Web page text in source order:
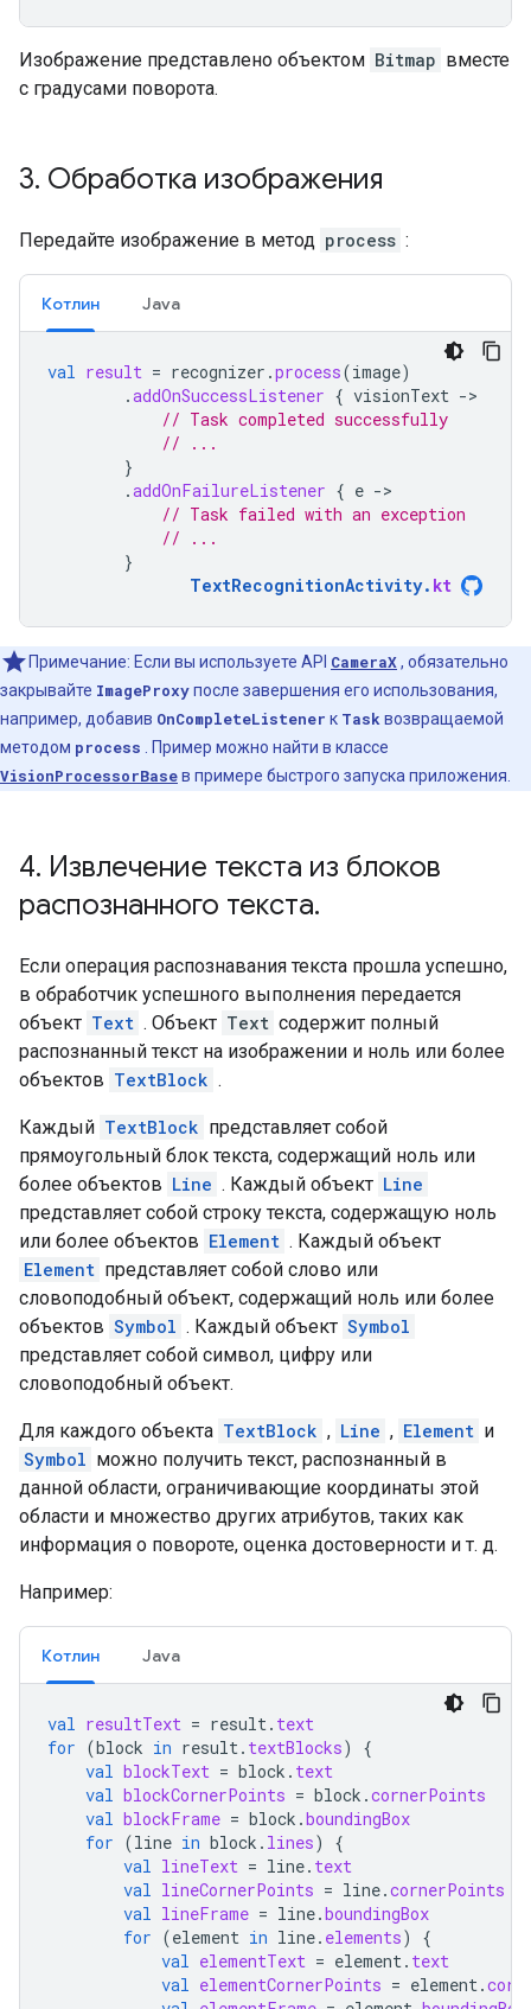
Изображение представлено объектом Bitmap вместе
с градусами поворота.
3. Обработка изображения
Передайте изображение в метод process :
Котлин Java
val result = recognizer .process(image)
.addOnSuccessListener { visionText -
// Task completed successfully
// ...
}
.addOnFailureListener { e -
// Task failed with an exception
// ...
}
TextRecognitionActivity. kt
Примечание: Если вы используете API CameraX, обязательно
закрывайте ImageProxyпосле завершения его использования,
например, добавив OnCompleteListener к Task возвращаемой
методом process . Пример можно найти в классе
VisionProcessorBaseв примере быстрого запуска приложения.
4. Извлечение текста из блоков
распознанного текста.
Если операция распознавания текста прошла успешно,
в обработчик успешного выполнения передается
объект Text . Объект Text содержит полный
распознанный текст на изображении и ноль или более
объектов TextBlock .
Каждый TextBlock представляет собой
прямоугольный блок текста, содержащий ноль или
более объектов Line . Каждый объект Line
представляет собой строку текста, содержащую ноль
или более объектов Element . Каждый объект
Element представляет собой слово или
словоподобный объект, содержащий ноль или более
объектов Symbol . Каждый объект Symbol
представляет собой символ, цифру или
словоподобный объект.
Для каждого объекта TextBlock , Line , Element и
Symbol можно получить текст, распознанный в
данной области, ограничивающие координаты этой
области и множество других атрибутов, таких как
информация о повороте, оценка достоверности и т. д.
Например:
Котлин Java
val resultText = result. text
for (block in result. textBlocks)
{
val blockText = block . text
val blockCornerPoints = block .cornerPoints
val blockFrame = block .boundingBox
for (line in block . lines)
{
val lineText = line. text
val lineCornerPoints = line.cornerPoints
val lineFrame = line.boundingBox
for (element in line. elements)
{
val elementText = element. text
val elementCornerPoints = element.